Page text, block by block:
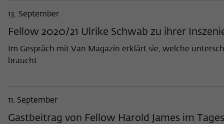
13. September
Fellow 2020/21 Ulrike Schwab zu ihrer
Im Gespräch mit Van Magazin erklärt sie, welche
braucht
11. September
Gastbeitrag von Fellow Harold James im